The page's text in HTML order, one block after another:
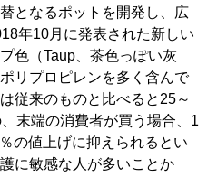
となるポットを開発し、広
年10月に発表された新しい
色（Taup、茶色っぽい灰
リプロピレンを多く含んで
従来のものと比べると25～
末端の消費者が買う場合、1
の値上げに抑えられるとい
に敏感な人が多いことか